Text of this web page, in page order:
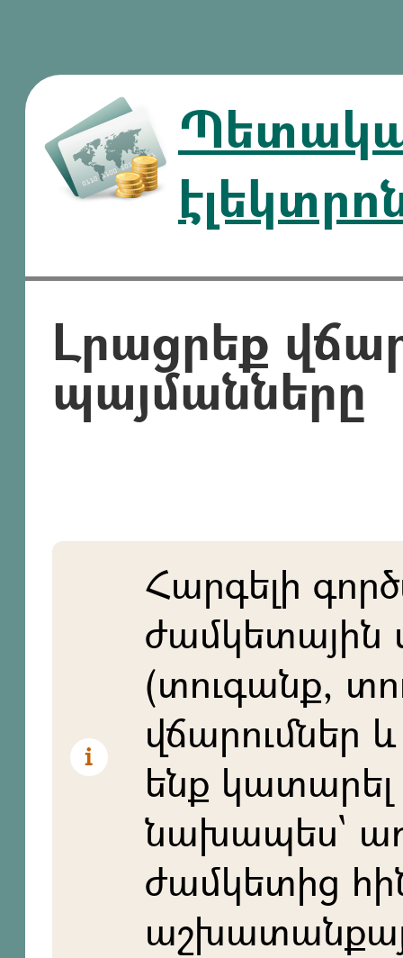
Լրացրեք
պայմանները
Հարգելի
ժամկետային
(տուգանք,
վճարումներ
ենք կատարել
նախապես`
ժամկետից